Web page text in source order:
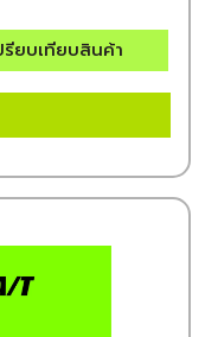
รียบเทียบสินค้า